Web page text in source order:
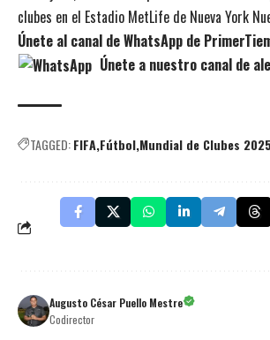
clubes en el Estadio MetLife de Nueva York
Únete al canal de WhatsApp de
Únete a nuestro canal de
TAGGED:FIFA Fútbol Mundial de Clubes 2025
Augusto César Puello Mestre
Codirector